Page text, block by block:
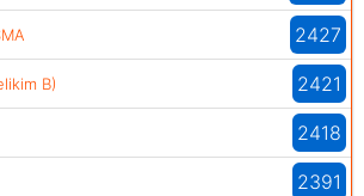
2427
B) 2421
2418
2391